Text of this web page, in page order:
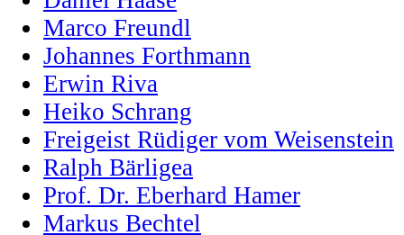
Marco Freundl
Johannes Forthmann
Erwin Riva
Heiko Schrang
Freigeist Rüdiger vom Weisenstein
Ralph Bärligea
Prof. Dr. Eberhard Hamer
Markus Bechtel